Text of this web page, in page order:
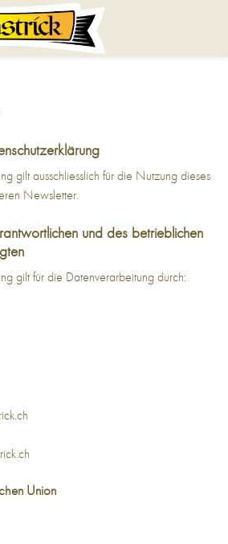
gilt ausschliesslich für die Nutzung dieses
Newsletter.
und des betrieblichen
gilt für die Datenverarbeitung durch:
Union